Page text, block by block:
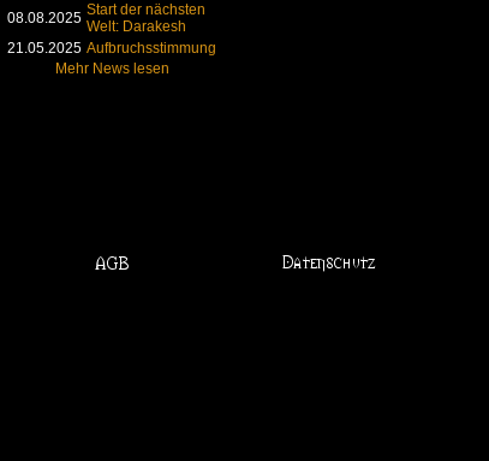
08.08.2025 Start der nächsten
Welt: Darakesh
21.05.2025 Aufbruchsstimmung
Mehr News lesen